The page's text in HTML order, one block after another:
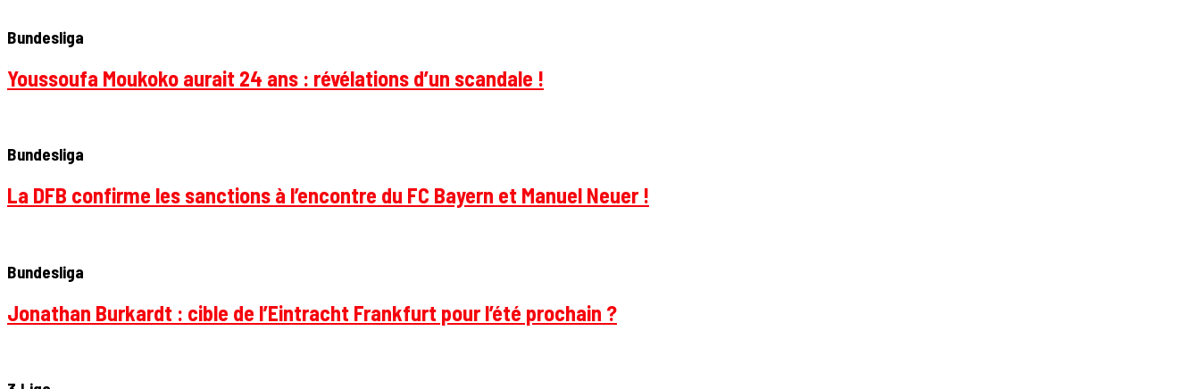
Bundesliga
Youssoufa Moukoko aurait 24 ans : révélations d’un scandale !
Bundesliga
La DFB confirme les sanctions à l’encontre du FC Bayern et Manuel Neuer !
Bundesliga
Jonathan Burkardt : cible de l’Eintracht Frankfurt pour l’été prochain ?